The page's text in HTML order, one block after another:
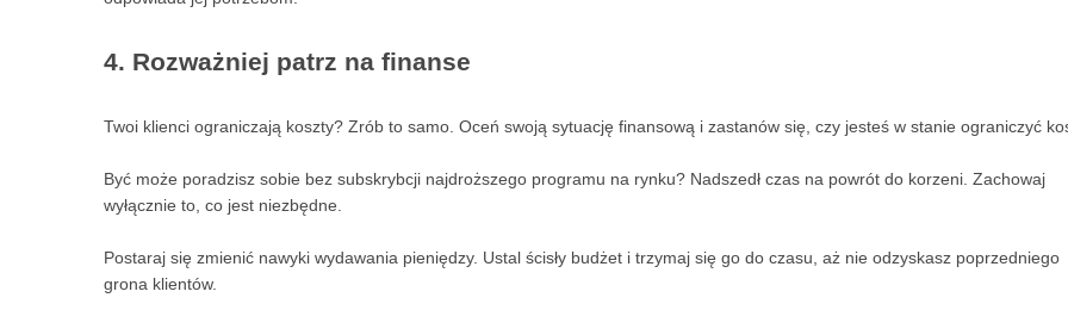
4. Rozważniej patrz na finanse
Twoi klienci ograniczają koszty? Zrób to samo. Oceń swoją sytuację finansową i zastanów się, czy jesteś w stanie ograniczyć
Być może poradzisz sobie bez subskrybcji najdroższego programu na rynku? Nadszedł czas na powrót do korzeni. Zachowaj
wyłącznie to, co jest niezbędne.
Postaraj się zmienić nawyki wydawania pieniędzy. Ustal ścisły budżet i trzymaj się go do czasu, aż nie odzyskasz poprzedniego
grona klientów.